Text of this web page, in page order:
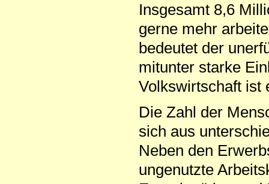
Insgesamt 8,6
gerne mehr
bedeutet der
mitunter starke
Volkswirtschaft ist
Die Zahl der
sich aus
Neben den
ungenutzte